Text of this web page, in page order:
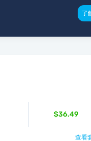
了
$36.49
查看